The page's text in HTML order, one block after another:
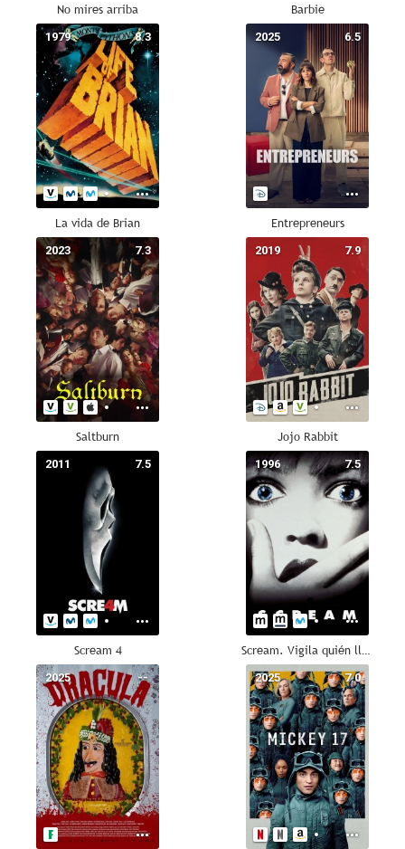
No mires arriba Barbie
8.3
1979
La vida de Brian
6.5
2025
Entrepreneurs
7.3
2023
Saltburn
7.9
2019
Jojo Rabbit
7.5
2011
Scream 4
7.5
1996
Scream. Vigila quién llama
--
2025 7.0
2025